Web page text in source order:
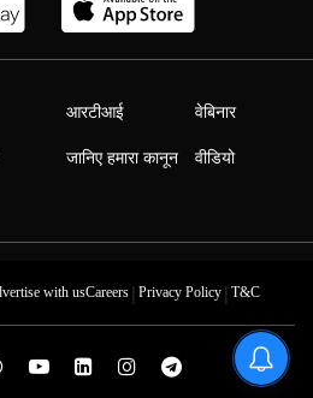
आरटीआई
जानिए हमारा कानून
वेबिनार
वीडियो
with usCareers| Privacy Policy| T&C